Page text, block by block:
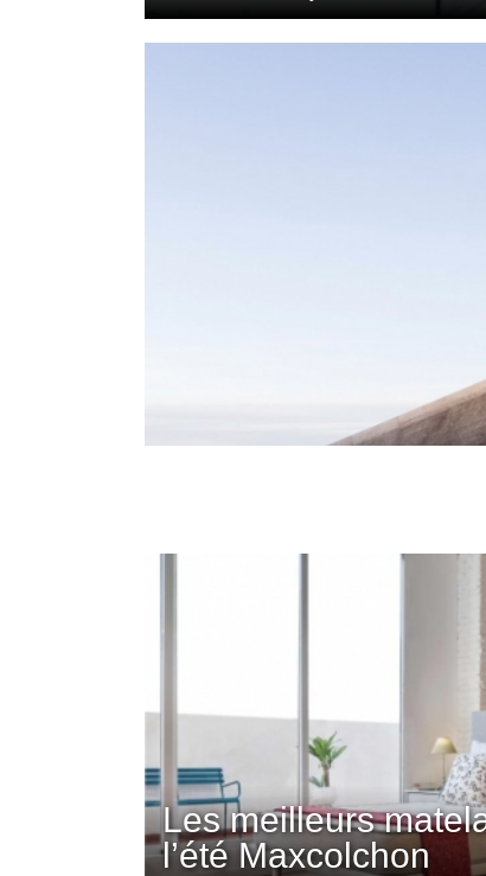
Les meilleurs
l’été Maxcolchon